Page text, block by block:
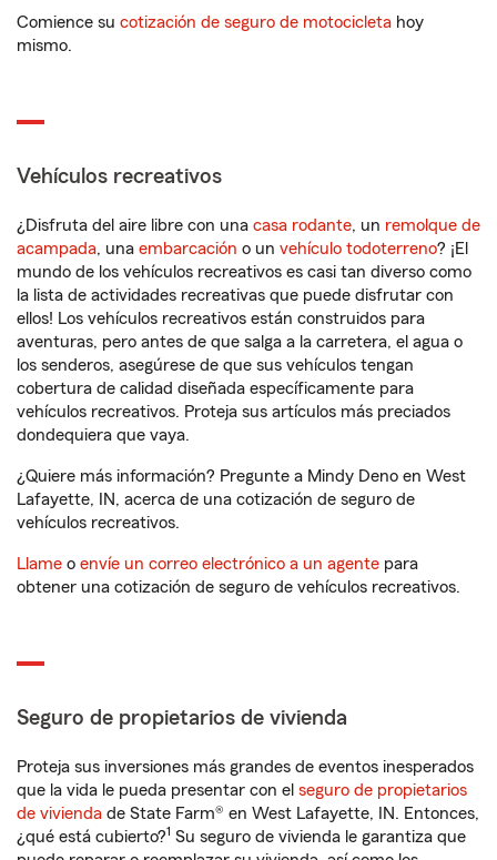
Comience su cotización de seguro de motocicleta hoy
mismo.
Vehículos recreativos
¿Disfruta del aire libre con una casa rodante, un remolque de
acampada, una embarcación o un vehículo todoterreno? ¡El
mundo de los vehículos recreativos es casi tan diverso como
la lista de actividades recreativas que puede disfrutar con
ellos! Los vehículos recreativos están construidos para
aventuras, pero antes de que salga a la carretera, el agua o
los senderos, asegúrese de que sus vehículos tengan
cobertura de calidad diseñada específicamente para
vehículos recreativos. Proteja sus artículos más preciados
dondequiera que vaya.
¿Quiere más información? Pregunte a Mindy Deno en West
Lafayette, IN, acerca de una cotización de seguro de
vehículos recreativos.
Llame o envíe un correo electrónico a un agente para
obtener una cotización de seguro de vehículos recreativos.
Seguro de propietarios de vivienda
Proteja sus inversiones más grandes de eventos inesperados
que la vida le pueda presentar con el seguro de propietarios
de vivienda de State Farm® en West Lafayette, IN. Entonces,
¿qué está cubierto?1 Su seguro de vivienda le garantiza que